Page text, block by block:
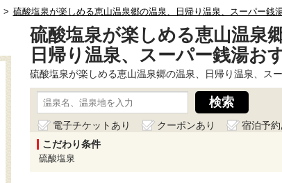
> 硫酸塩泉が楽しめる恵山温泉郷の温泉、日帰り温泉、スーパー銭
硫酸塩泉が楽しめる恵山温泉
日帰り温泉、スーパー銭湯お
硫酸塩泉が楽しめる恵山温泉郷の温泉、日帰り温泉、ス
電子チケットあり クーポンあり
宿泊予約
こだわり条件
硫酸塩泉